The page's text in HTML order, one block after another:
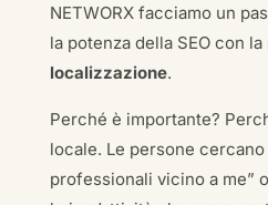
NETWORX facciamo un
la potenza della SEO con
localizzazione.
Perché è importante?
locale. Le persone
professionali vicino a me”